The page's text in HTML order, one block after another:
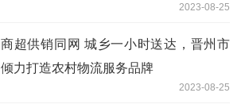
2023-08-25
商超供销同网 城乡一小时送达，晋州市
倾力打造农村物流服务品牌
2023-08-25